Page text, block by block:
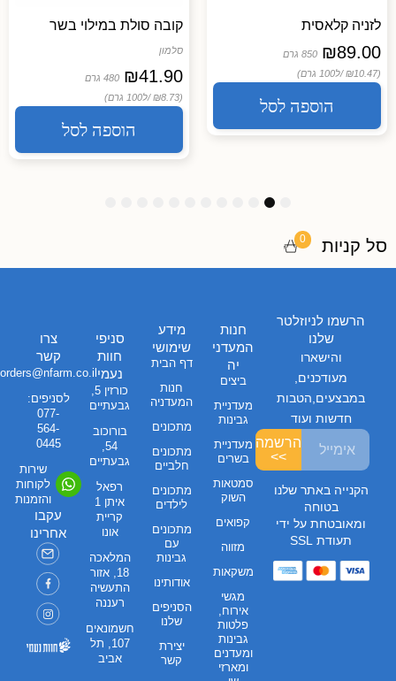
לזניה קלאסית
₪89.00
850 גרם
(₪10.47 /
ל100 גרם)
הוספה לסל
קובה סולת במילוי בשר
סלמון
₪41.90
480 גרם
(₪8.73 /
ל100 גרם)
הוספה לסל
סל קניות 0
חנות
המעדני
יה
ביצים
מעדניית
גבינות
מעדניית
בשרים
סמטאות
השוק
קפואים
מזווה
משקאות
מגשי
אירוח,
פלטות
גבינות
ומעדנים
ומארזי
מידע
שימושי
דף הבית
חנות
המעדניה
מתכונים
מתכונים
חלביים
מתכונים
לילדים
מתכונים
עם
גבינות
אודותינו
הסניפים
שלנו
יצירת
קשר
סניפי
חוות
נעמי
כורזין 5,
גבעתיים
בורוכוב
54,
גבעתיים
רפאל
איתן 1
קריית
אונו
המלאכה
18, אזור
התעשיה
רעננה
חשמונאים
107, תל
אביב
צרו
קשר
orders@nfarm.co.il
לסניפים:
077-
564-
0445
שירות
לקוחות
והזמנות
עקבו
אחרינו
הרשמו לניוזלטר
שלנו
והישארו
מעודכנים,
במבצעים,הטבות
חדשות ועוד
הרשמה
>>
הקנייה באתר שלנו
בטוחה
ומאובטחת על ידי
תעודת SSL